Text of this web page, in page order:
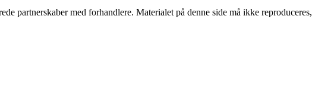
partnerskaber med forhandlere. Materialet på denne side må ikke reproduceres,